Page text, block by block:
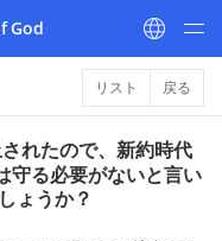
God
リスト 戻る
れたので、新約時代
守る必要がないと言い
ょうか？